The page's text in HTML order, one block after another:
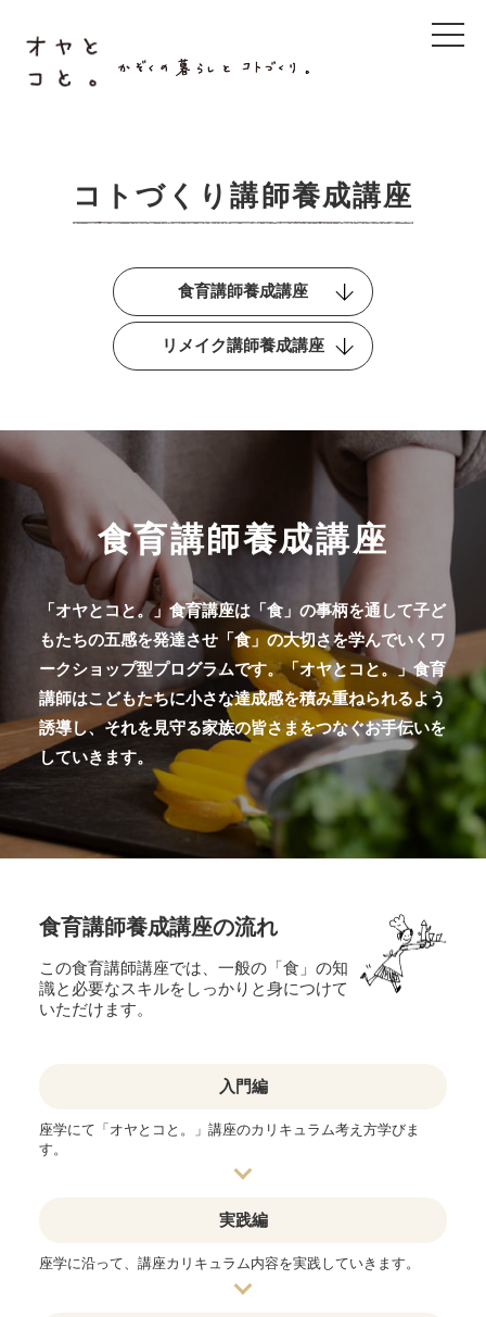
コトづくり講師養成講座
食育講師養成講座
リメイク講師養成講座
食育講師養成講座
「オヤとコと。」食育講座は「食」の事柄を通して子ど
もたちの五感を発達させ「食」の大切さを学んでいくワ
ークショップ型プログラムです。「オヤとコと。」食育
講師はこどもたちに小さな達成感を積み重ねられるよう
誘導し、それを見守る家族の皆さまをつなぐお手伝いを
していきます。
食育講師養成講座の流れ
この食育講師講座では、一般の「食」の知
識と必要なスキルをしっかりと身につけて
いただけます。
入門編
座学にて「オヤとコと。」講座のカリキュラム考え方学びま
す。
実践編
座学に沿って、講座カリキュラム内容を実践していきます。
t
o